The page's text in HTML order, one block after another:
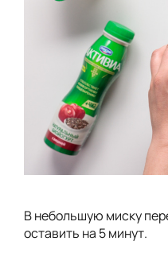
В небольшую миску
оставить на 5 минут.